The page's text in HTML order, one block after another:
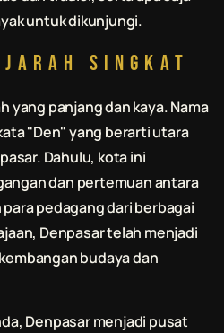
untuk dikunjungi.
Singkat
yang panjang dan kaya. Nama
"Den" yang berarti utara
Dahulu, kota ini
dan pertemuan antara
pedagang dari berbagai
Denpasar telah menjadi
budaya dan
Denpasar menjadi pusat